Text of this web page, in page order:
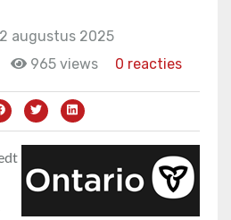
augustus 2025
965 views 0 reacties